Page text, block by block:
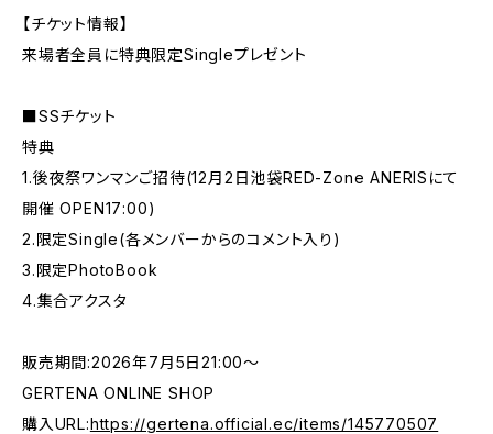
【チケット情報】
来場者全員に特典限定Singleプレゼント
■SSチケット
特典
1.後夜祭ワンマンご招待(12月2日池袋RED-Zone ANERISにて
開催 OPEN17:00)
2.限定Single(各メンバーからのコメント入り)
3.限定PhotoBook
4.集合アクスタ
販売期間:2026年7月5日21:00〜
GERTENA ONLINE SHOP
購入URL:https://gertena.official.ec/items/145770507